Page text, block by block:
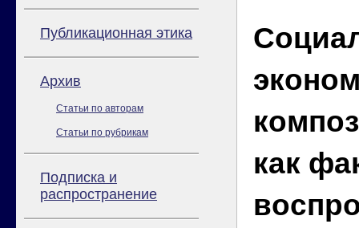
Публикационная этика
Архив
Статьи по авторам
Статьи по рубрикам
Подписка и
распространение
как